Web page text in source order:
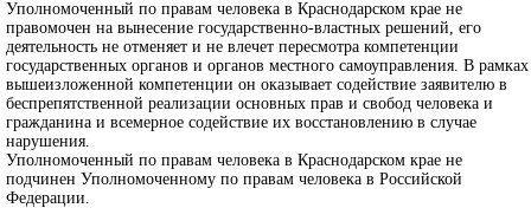
Уполномоченный по правам человека в Краснодарском крае не
правомочен на вынесение государственно-властных решений, его
деятельность не отменяет и не влечет пересмотра компетенции
государственных органов и органов местного самоуправления. В рамках
вышеизложенной компетенции он оказывает содействие заявителю в
беспрепятственной реализации основных прав и свобод человека и
гражданина и всемерное содействие их восстановлению в случае
нарушения.
Уполномоченный по правам человека в Краснодарском крае не
подчинен Уполномоченному по правам человека в Российской
Федерации.